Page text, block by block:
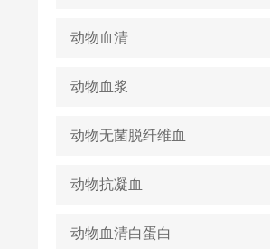
动物血清
动物血浆
动物无菌脱纤维血
动物抗凝血
动物血清白蛋白